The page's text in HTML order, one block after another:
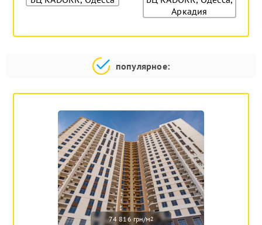
Аркадия
популярное:
74 816 грн/м2